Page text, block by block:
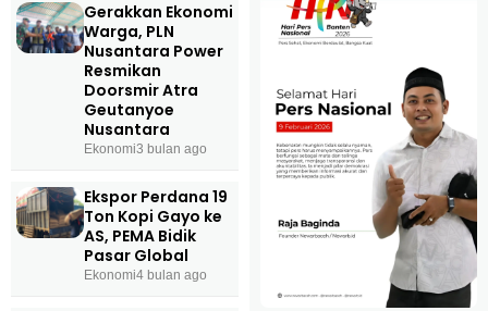
Gerakkan Ekonomi
Warga, PLN
Nusantara Power
Resmikan
Doorsmir Atra
Geutanyoe
Nusantara
Ekonomi3 bulan ago
Ekspor Perdana 19
Ton Kopi Gayo ke
AS, PEMA Bidik
Pasar Global
Ekonomi4 bulan ago